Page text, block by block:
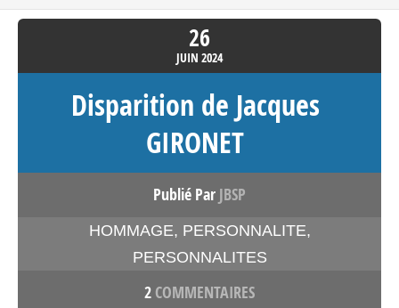
26
JUIN 2024
Disparition de Jacques
GIRONET
Publié Par JBSP
HOMMAGE, PERSONNALITE,
PERSONNALITES
2 COMMENTAIRES